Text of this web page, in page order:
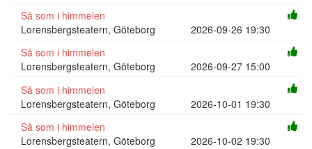
Så som i himmelen
Lorensbergsteatern, Göteborg
2026-09-26 19:30
Så som i himmelen
Lorensbergsteatern, Göteborg
2026-09-27 15:00
Så som i himmelen
Lorensbergsteatern, Göteborg
2026-10-01 19:30
Så som i himmelen
Lorensbergsteatern, Göteborg
2026-10-02 19:30